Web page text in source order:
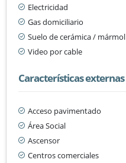
Electricidad
Gas domiciliario
Suelo de cerámica / mármol
Video por cable
Características externas
Acceso pavimentado
Área Social
Ascensor
Centros comerciales